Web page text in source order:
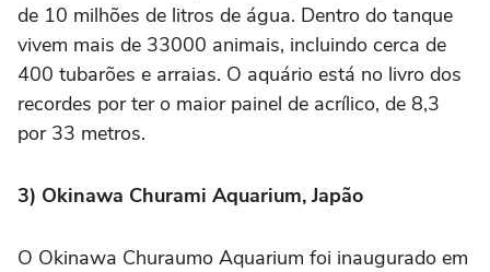
de 10 milhões de litros de água. Dentro do tanque
vivem mais de 33000 animais, incluindo cerca de
400 tubarões e arraias. O aquário está no livro dos
recordes por ter o maior painel de acrílico, de 8,3
por 33 metros.
3) Okinawa Churami Aquarium, Japão
O Okinawa Churaumo Aquarium foi inaugurado em